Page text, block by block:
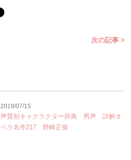
次の記事 >
2019/07/15
声質別キャクラクター辞典 男声 詳解オ
ペラ名作217 野崎正俊